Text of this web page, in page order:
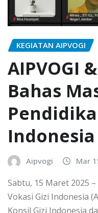
KEGIATAN AIPVOGI
AIPVOGI
Bahas
Indonesia
Aipvogi Mar
Sabtu, 15 Maret 2025
Vokasi Gizi Indonesia
Konsil Gizi Indonesia